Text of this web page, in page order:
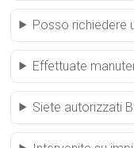
Posso richiedere
Effettuate
Siete autorizzati